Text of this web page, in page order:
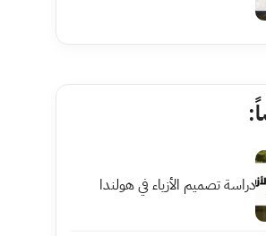
دراسة تصميم الأزياء في هولندا